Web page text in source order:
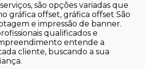
são opções variadas que
gráfica offset, gráfica offset São
e impressão de banner.
qualificados e
entende a
cliente, buscando a sua